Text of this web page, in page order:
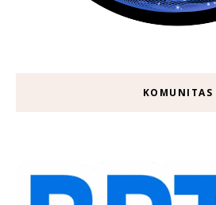
KOMUNITAS